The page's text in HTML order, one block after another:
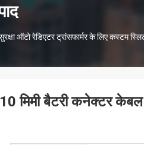
ऑटो रेडिएटर ट्रांसफार्मर के लिए कस्टम
मिमी बैटरी कनेक्टर केबल